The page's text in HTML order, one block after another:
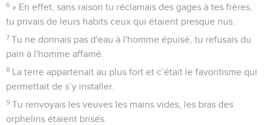
6 » En effet, sans raison tu réclamais des gages à tes frères,
tu privais de leurs habits ceux qui étaient presque nus.
7 Tu ne donnais pas d'eau à l'homme épuisé, tu refusais du
pain à l'homme affamé.
8 La terre appartenait au plus fort et c’était le favoritisme qui
permettait de s’y installer.
9 Tu renvoyais les veuves les mains vides, les bras des
orphelins étaient brisés.